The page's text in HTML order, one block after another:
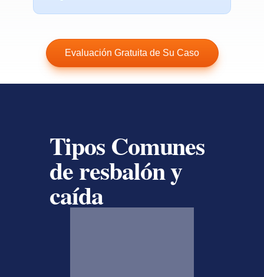
Evaluación Gratuita de Su Caso
Tipos Comunes
deresbalón y
caída